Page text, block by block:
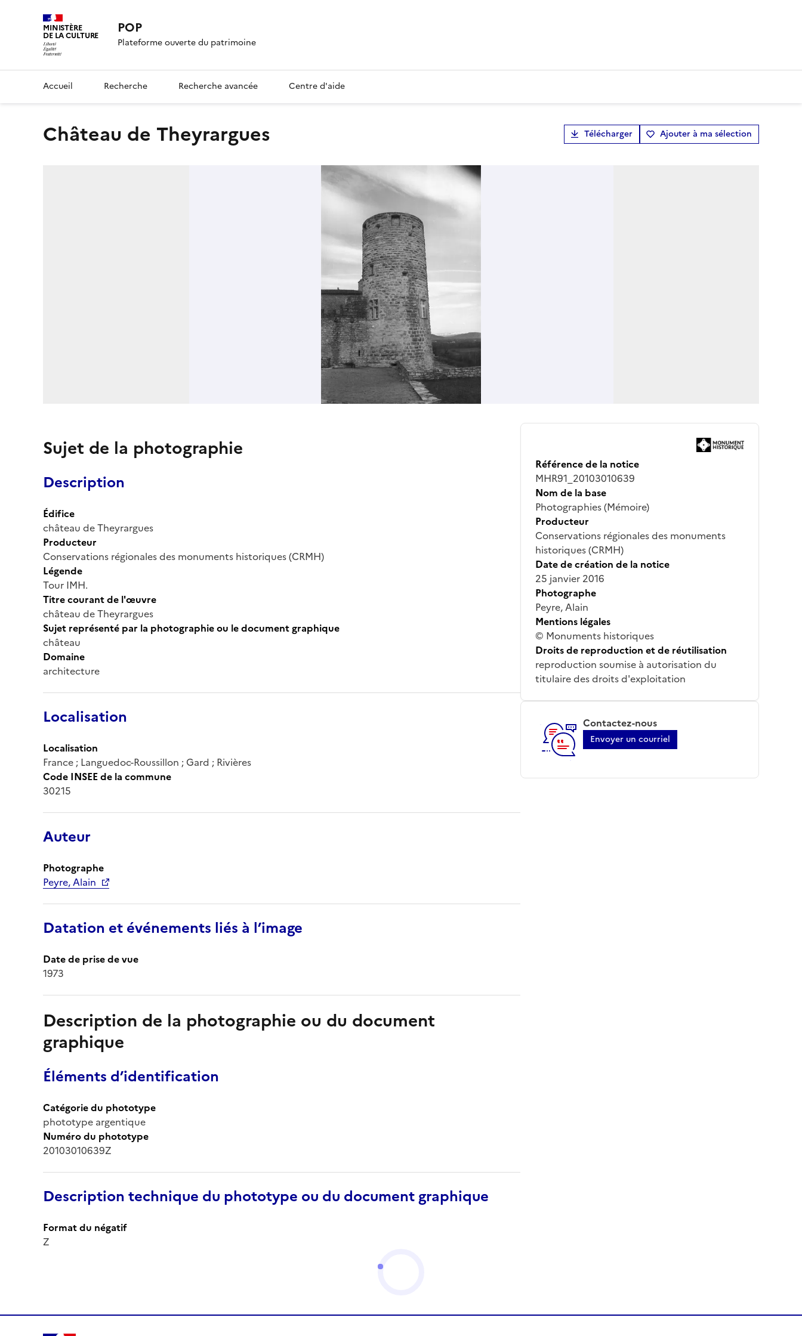
MINISTÈRE
DE LA CULTURE POP
Plateforme ouverte du patrimoine
Accueil Recherche Recherche avancée Centre d'aide
château de Theyrargues Télécharger Ajouter à ma sélection
Sujet de la photographie
Description
Édifice
château de Theyrargues
Producteur
Conservations régionales des monuments historiques (CRMH)
Légende
Tour IMH.
Titre courant de l'œuvre
château de Theyrargues
Sujet représenté par la photographie ou le document graphique
château
Domaine
architecture
Localisation
Localisation
France ; Languedoc-Roussillon ; Gard ; Rivières
Code INSEE de la commune
30215
Auteur
Photographe
Peyre, Alain
Datation et événements liés à l’image
Date de prise de vue
1973
Description de la photographie ou du document
graphique
Éléments d’identification
Catégorie du phototype
phototype argentique
Numéro du phototype
20103010639Z
Description technique du phototype ou du document graphique
Format du négatif
Z
Référence de la notice
MHR91_20103010639
Nom de la base
Photographies (Mémoire)
Producteur
Conservations régionales des monuments
historiques (CRMH)
Date de création de la notice
25 janvier 2016
Photographe
Peyre, Alain
Mentions légales
© Monuments historiques
Droits de reproduction et de réutilisation
reproduction soumise à autorisation du
titulaire des droits d'exploitation
Contactez-nous
Envoyer un courriel